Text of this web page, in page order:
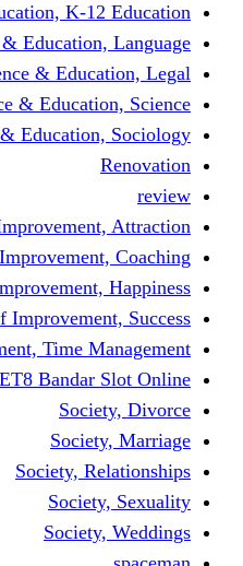
Reference & Education, K-
Reference &
Reference &
Reference &
Reference &
Self
Self
Self
Self
Self Improvement, Time
SIMPLEBET8 Bandar
Society,